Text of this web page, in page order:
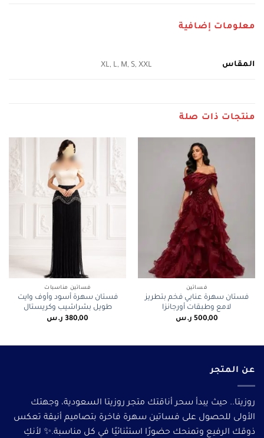
معلومات إضافية
المقاس XL, L, M, S, XXL
منتجات ذات صلة
فساتين
فستان سهرة عنابي فخم بتطريز
لامع وطبقات أورجانزا
500,00 ر.س
فساتين مناسبات
فستان سهرة أسود وأوف وايت
طويل بشراشيب وكريستال
380,00 ر.س
عن المتجر
روزيتا.. حيث يبدأ سحر أناقتك متجر روزيتا السعودية، وجهتك
الأولى للحصول على فساتين سهرة فاخرة بتصاميم أنيقة تعكس
ذوقك الرفيع وتمنحك حضورًا استثنائيًا في كل مناسبة.✨ لأنكِ